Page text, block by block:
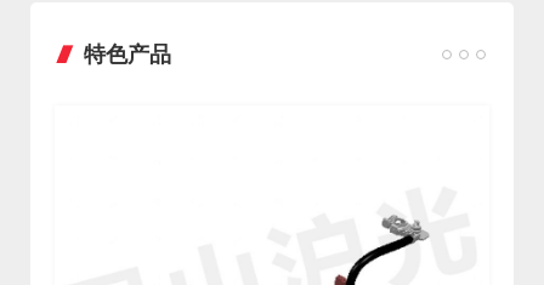
特色产品